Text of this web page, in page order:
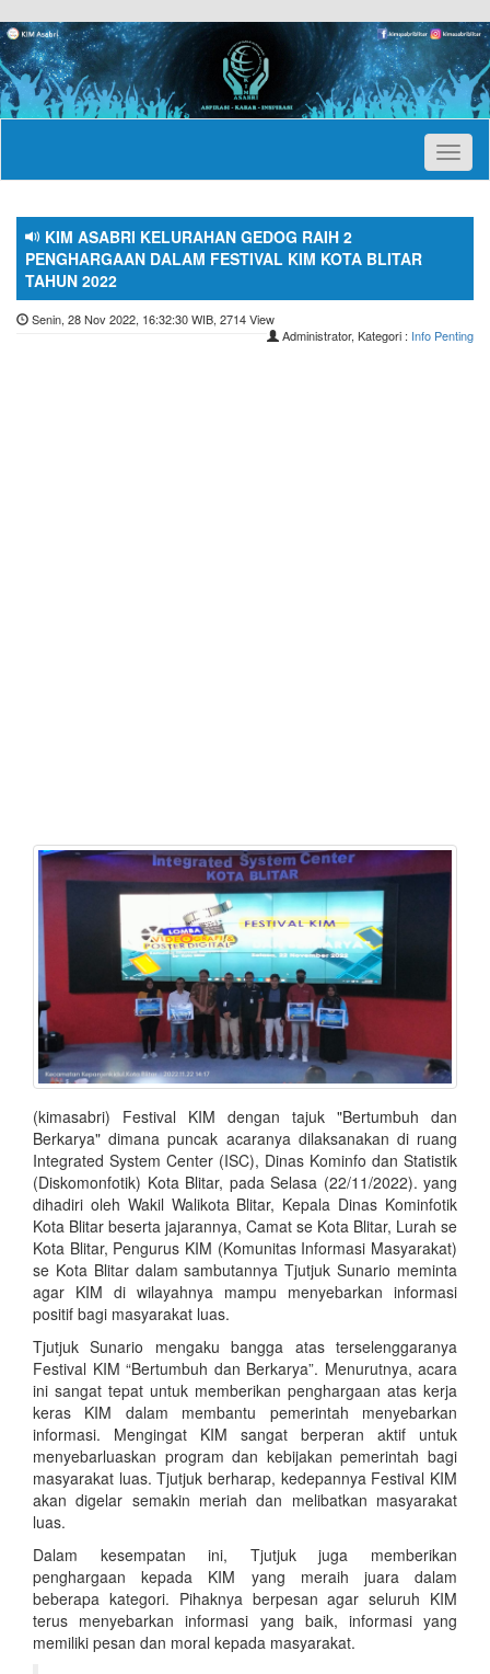
KIM ASABRI KELURAHAN GEDOG RAIH 2
PENGHARGAAN DALAM FESTIVAL KIM KOTA BLITAR
TAHUN 2022
Senin, 28 Nov 2022, 16:32:30 WIB, 2714 View
Administrator, Kategori : Info Penting
(kimasabri) Festival KIM dengan tajuk "Bertumbuh dan
Berkarya" dimana puncak acaranya dilaksanakan di ruang
Integrated System Center (ISC), Dinas Kominfo dan Statistik
(Diskomonfotik) Kota Blitar, pada Selasa (22/11/2022). yang
dihadiri oleh Wakil Walikota Blitar, Kepala Dinas Kominfotik
Kota Blitar beserta jajarannya, Camat se Kota Blitar, Lurah se
Kota Blitar, Pengurus KIM (Komunitas Informasi Masyarakat)
se Kota Blitar dalam sambutannya Tjutjuk Sunario meminta
agar KIM di wilayahnya mampu menyebarkan informasi
positif bagi masyarakat luas.
Tjutjuk Sunario mengaku bangga atas terselenggaranya
Festival KIM “Bertumbuh dan Berkarya”. Menurutnya, acara
ini sangat tepat untuk memberikan penghargaan atas kerja
keras KIM dalam membantu pemerintah menyebarkan
informasi. Mengingat KIM sangat berperan aktif untuk
menyebarluaskan program dan kebijakan pemerintah bagi
masyarakat luas. Tjutjuk berharap, kedepannya Festival KIM
akan digelar semakin meriah dan melibatkan masyarakat
luas.
Dalam kesempatan ini, Tjutjuk juga memberikan
penghargaan kepada KIM yang meraih juara dalam
beberapa kategori. Pihaknya berpesan agar seluruh KIM
terus menyebarkan informasi yang baik, informasi yang
memiliki pesan dan moral kepada masyarakat.